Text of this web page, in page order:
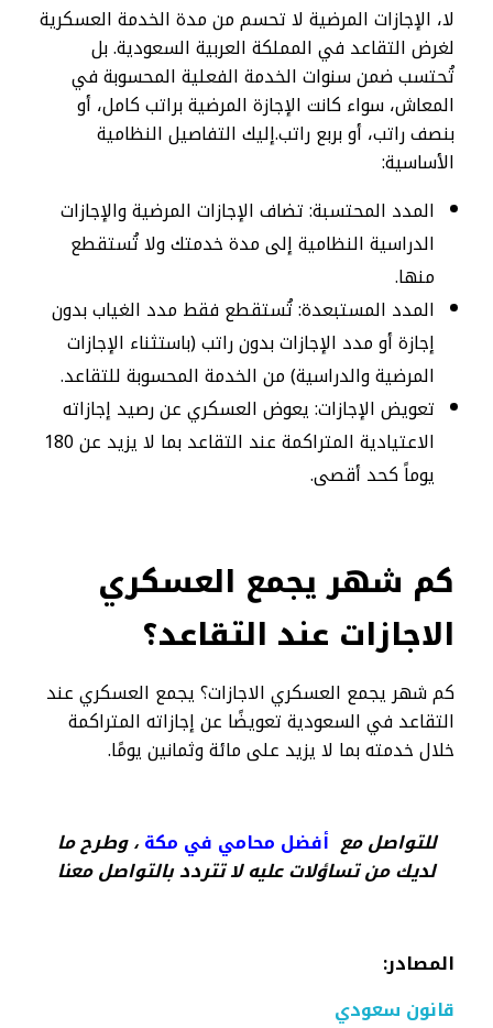
لا، الإجازات المرضية لا تحسم من مدة الخدمة العسكرية
لغرض التقاعد في المملكة العربية السعودية. بل
تُحتسب ضمن سنوات الخدمة الفعلية المحسوبة في
المعاش، سواء كانت الإجازة المرضية براتب كامل، أو
بنصف راتب، أو بربع راتب.إليك التفاصيل النظامية
الأساسية:
المدد المحتسبة: تضاف الإجازات المرضية والإجازات
الدراسية النظامية إلى مدة خدمتك ولا تُستقطع
منها.
المدد المستبعدة: تُستقطع فقط مدد الغياب بدون
إجازة أو مدد الإجازات بدون راتب (باستثناء الإجازات
المرضية والدراسية) من الخدمة المحسوبة للتقاعد.
تعويض الإجازات: يعوض العسكري عن رصيد إجازاته
الاعتيادية المتراكمة عند التقاعد بما لا يزيد عن 180
يوماً كحد أقصى.
كم شهر يجمع العسكري
الاجازات عند التقاعد؟
كم شهر يجمع العسكري الاجازات؟ يجمع العسكري عند
التقاعد في السعودية تعويضًا عن إجازاته المتراكمة
خلال خدمته بما لا يزيد على مائة وثمانين يومًا.
للتواصل مع أفضل محامي في مكة، وطرح ما
لديك من تساؤلات عليه لا تتردد بالتواصل معنا
المصادر:
قانون سعودي